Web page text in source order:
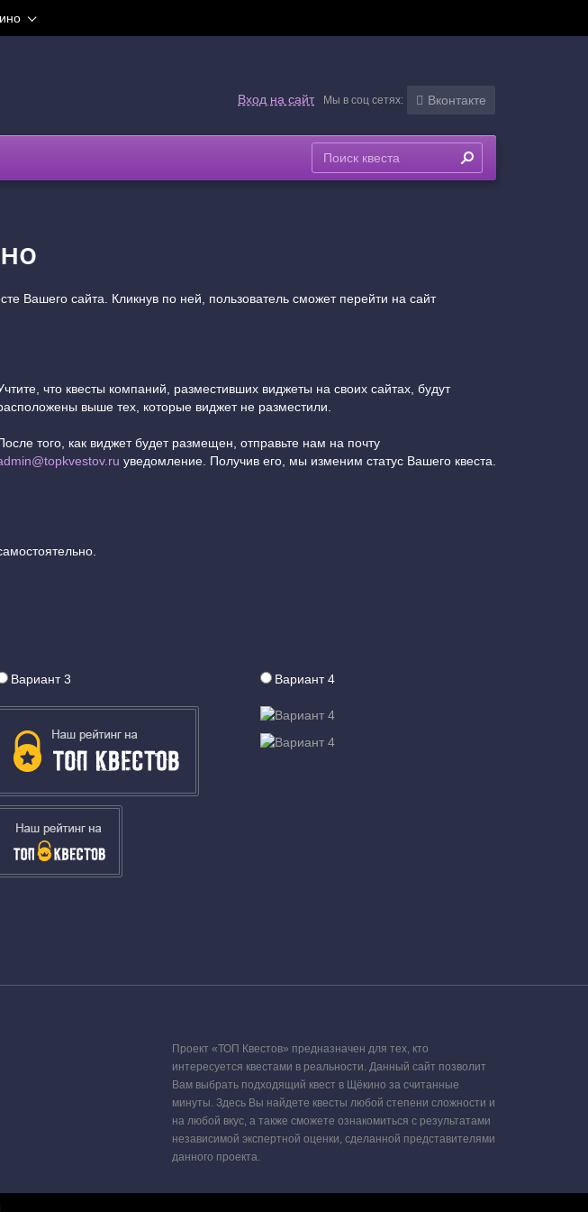
Вход на сайт Мы в соц сетях: Вконтакте
Вашего сайта. Кликнув по ней, пользователь сможет перейти на сайт
что квесты компаний, разместивших виджеты на своих сайтах, будут
выше тех, которые виджет не разместили.
того, как виджет будет размещен, отправьте нам на почту
уведомление. Получив его, мы изменим статус Вашего квеста.
Вариант 3 Вариант 4
Проект «ТОП Квестов» предназначен для тех, кто
интересуется квестами в реальности. Данный сайт позволит
Вам выбрать подходящий квест в Щёкино за считанные
минуты. Здесь Вы найдете квесты любой степени сложности и
на любой вкус, а также сможете ознакомиться с результатами
независимой экспертной оценки, сделанной представителями
данного проекта.